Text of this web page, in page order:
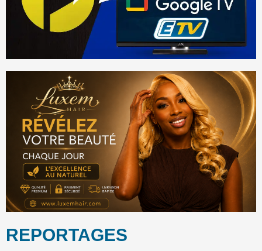
REPORTAGES